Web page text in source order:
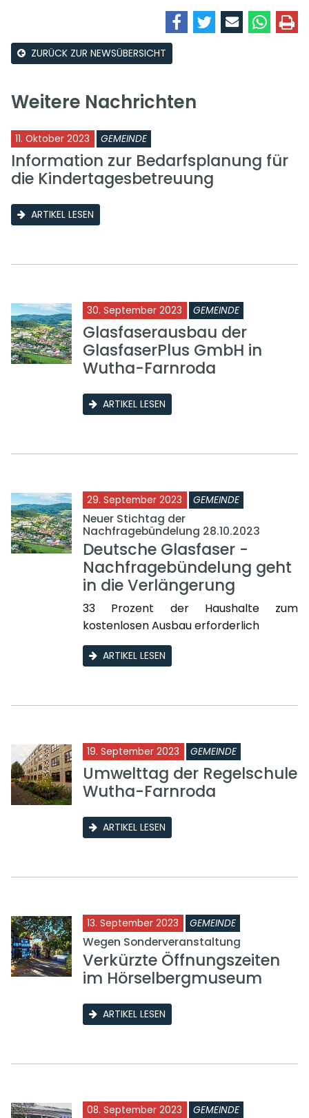
ZURÜCK ZUR NEWSÜBERSICHT
Weitere Nachrichten
11. Oktober 2023 GEMEINDE
Information zur Bedarfsplanung für
die Kindertagesbetreuung
ARTIKEL LESEN
30. September 2023 GEMEINDE
Glasfaserausbau der
GlasfaserPlus GmbH in
Wutha-Farnroda
ARTIKEL LESEN
29. September 2023 GEMEINDE
Neuer Stichtag der
Nachfragebündelung 28.10.2023
Deutsche Glasfaser -
Nachfragebündelung geht
in die Verlängerung
33 Prozent der Haushalte zum
kostenlosen Ausbau erforderlich
ARTIKEL LESEN
19. September 2023 GEMEINDE
Umwelttag der Regelschule
Wutha-Farnroda
ARTIKEL LESEN
13. September 2023 GEMEINDE
Wegen Sonderveranstaltung
Verkürzte Öffnungszeiten
im Hörselbergmuseum
ARTIKEL LESEN
08. September 2023 GEMEINDE